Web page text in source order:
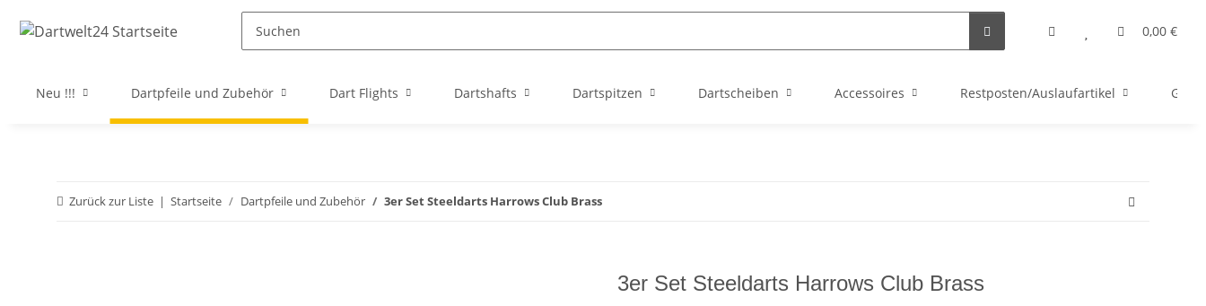
0,00 €
Neu !!! Dartpfeile und Zubehör Dart Flights Dartshafts Dartspitzen Dartscheiben Accessoires Restposten/Auslaufartikel
Zurück zur Liste Startseite Dartpfeile und Zubehör 3er Set Steeldarts Harrows Club Brass
3er Set Steeldarts Harrows Club Brass